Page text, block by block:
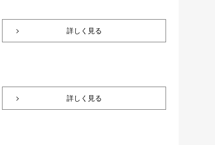
詳しく見る
詳しく見る